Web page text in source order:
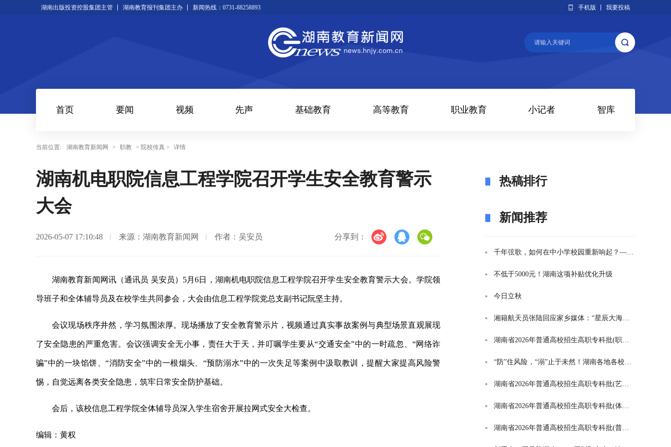
湖南出版投资控股集团主管 湖南教育报刊集团主办 新闻热线：0731-88258893 手机版 我要投稿
首页 要闻 视频 先声 基础教育 高等教育 职业教育 小记者 智库
当前位置: 湖南教育新闻网 > 职教 > 院校传真 > 详情
湖南机电职院信息工程学院召开学生安全教育警示
大会
2026-05-07 17:10:48 来源：湖南教育新闻网 作者：吴安员 分享到：
湖南教育新闻网讯（通讯员 吴安员）5月6日，湖南机电职院信息工程学院召开学生安全教育警示大会。学院领
导班子和全体辅导员及在校学生共同参会，大会由信息工程学院党总支副书记阮坚主持。
会议现场秩序井然，学习氛围浓厚。现场播放了安全教育警示片，视频通过真实事故案例与典型场景直观展现
了安全隐患的严重危害。会议强调安全无小事，责任大于天，并叮嘱学生要从“交通安全”中的一时疏忽、“网络诈
骗”中的一块馅饼、“消防安全”中的一根烟头、“预防溺水”中的一次失足等案例中汲取教训，提醒大家提高风险警
惕，自觉远离各类安全隐患，筑牢日常安全防护基础。
会后，该校信息工程学院全体辅导员深入学生宿舍开展拉网式安全大检查。
编辑：黄权
热稿排行
新闻推荐
千年弦歌，如何在中小学校园重新响起？——湖南首届中小学书院制建设研讨会观察
不低于5000元！湖南这项补贴优化升级
今日立秋
湘籍航天员张陆回应家乡媒体：“星辰大海是一群人的长征”
湖南省2026年普通高校招生高职专科批(职高对口类)第一次投档分数线
“防”住风险，“溺”止于未然！湖南各地各校打响防溺水“保卫战”
湖南省2026年普通高校招生高职专科批(艺术类)第一次投档分数线
湖南省2026年普通高校招生高职专科批(体育类)第一次投档分数线
湖南省2026年普通高校招生高职专科批(普通类)第一次投档分数线